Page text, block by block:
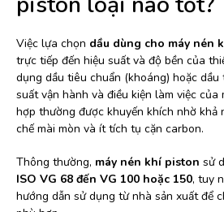
Việc lựa chọn dầu dùng cho máy nén
trực tiếp đến hiệu suất và độ bền của
dụng dầu tiêu chuẩn (khoáng) hoặc
suất vận hành và điều kiện làm việc của
hợp thường được khuyến khích nhờ khả
chế mài mòn và ít tích tụ cặn carbon.
Thông thường, máy nén khí piston sử
ISO VG 68 đến VG 100 hoặc 150, tuy
hướng dẫn sử dụng từ nhà sản xuất để